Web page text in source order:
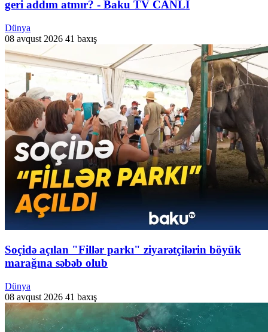
geri addım atmır? - Baku TV CANLI
Dünya
08 avqust 2026 41 baxış
Soçidə açılan "Fillər parkı" ziyarətçilərin böyük
marağına səbəb olub
Dünya
08 avqust 2026 41 baxış